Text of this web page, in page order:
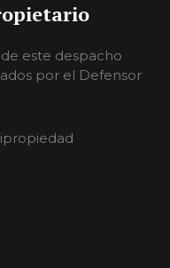
este despacho
por el Defensor